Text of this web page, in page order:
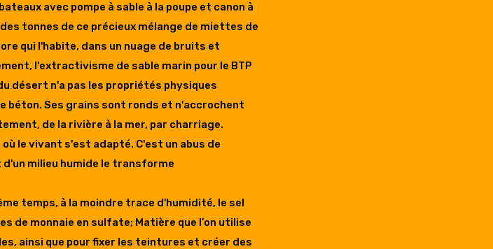
avec pompe à sable à la poupe et canon à
tonnes de ce précieux mélange de miettes de
qui l'habite, dans un nuage de bruits et
l'extractivisme de sable marin pour le BTP
désert n'a pas les propriétés physiques
béton. Ses grains sont ronds et n'accrochent
de la rivière à la mer, par charriage.
le vivant s'est adapté. C'est un abus de
milieu humide le transforme
temps, à la moindre trace d'humidité, le sel
de monnaie en sulfate; Matière que l’on utilise
ainsi que pour fixer les teintures et créer des